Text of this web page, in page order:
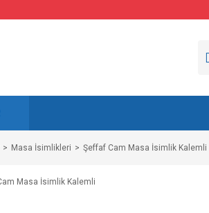
Masa İsimlikleri Şeffaf Cam Masa İsimlik Kalemli